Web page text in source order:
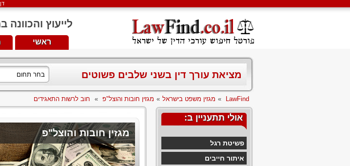
לייעוץ והכוונה
ראשי
מציאת עורך דין בשני שלבים פשוטים
LawFind
» מגזין משפט בישראל » מגזין חובות והוצל"פ » חוב לרשות התאגידים
אולי תתעניין ב:
פשיטת רגל
איתור חייבים
מגזין חובות והוצל"פ